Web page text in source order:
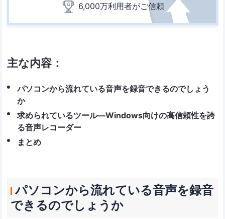
6,000万利用者がご信頼
主な内容：
パソコンから流れている音声を録音できるのでしょう
か
求められているツール―Windows向けの高信頼性を誇
る音声レコーダー
まとめ
パソコンから流れている音声を録音
できるのでしょうか